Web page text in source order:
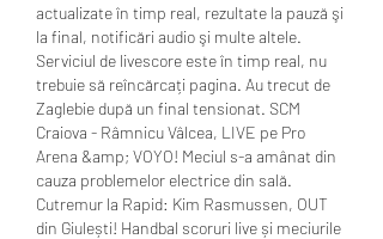
actualizate în timp real, rezultate la pauză şi
la final, notificări audio şi multe altele.
Serviciul de livescore este în timp real, nu
trebuie să reîncărcați pagina. Au trecut de
Zaglebie după un final tensionat. SCM
Craiova - Râmnicu Vâlcea, LIVE pe Pro
Arena &amp; VOYO! Meciul s-a amânat din
cauza problemelor electrice din sală.
Cutremur la Rapid: Kim Rasmussen, OUT
din Giulești! Handbal scoruri live și meciurile